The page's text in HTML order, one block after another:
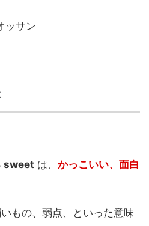
sweet は、 かっこいい、面白
もの、弱点、といった意味